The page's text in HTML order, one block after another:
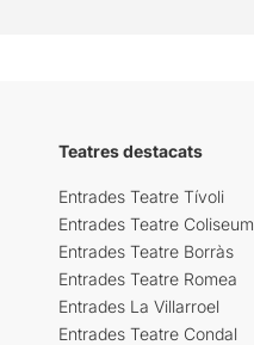
Teatres destacats
Entrades Teatre Tívoli
Entrades Teatre Coliseum
Entrades Teatre Borràs
Entrades Teatre Romea
Entrades La Villarroel
Entrades Teatre Condal